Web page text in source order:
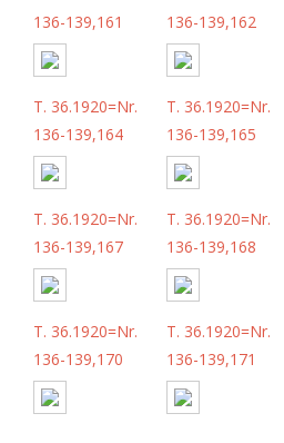
136-139,161
136-139,162
T. 36.1920=Nr.
136-139,164
T. 36.1920=Nr.
136-139,165
T. 36.1920=Nr.
136-139,167
T. 36.1920=Nr.
136-139,168
T. 36.1920=Nr.
136-139,170
T. 36.1920=Nr.
136-139,171